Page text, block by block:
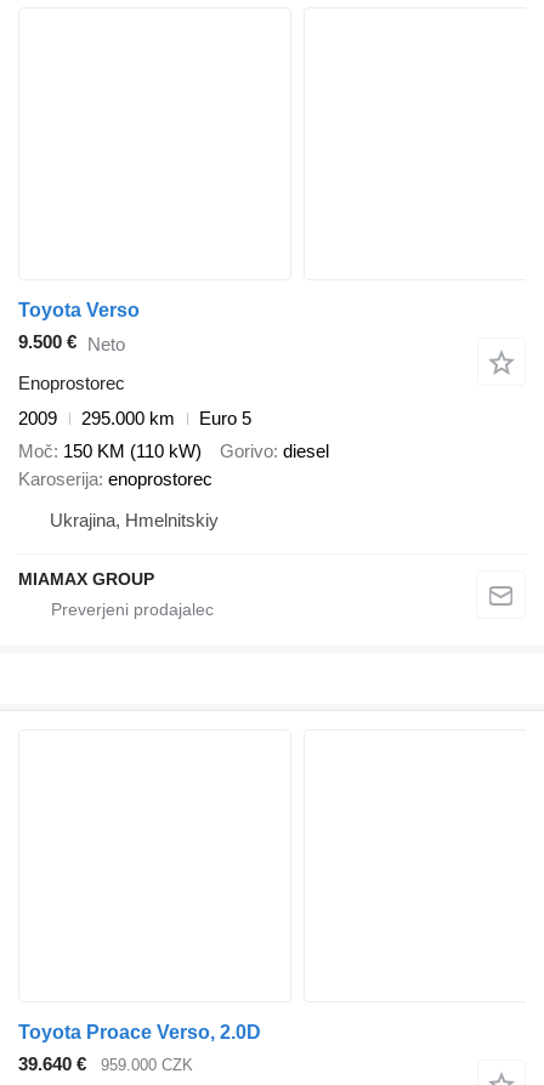
Toyota Verso
9.500 € Neto
Enoprostorec
2009
295.000 km
Euro 5
Moč 150 KM (110 kW) Gorivo diesel
Karoserija enoprostorec
Ukrajina, Hmelnitskiy
MIAMAX GROUP
Toyota Proace Verso, 2.0D
39.640 €
959.000 CZK